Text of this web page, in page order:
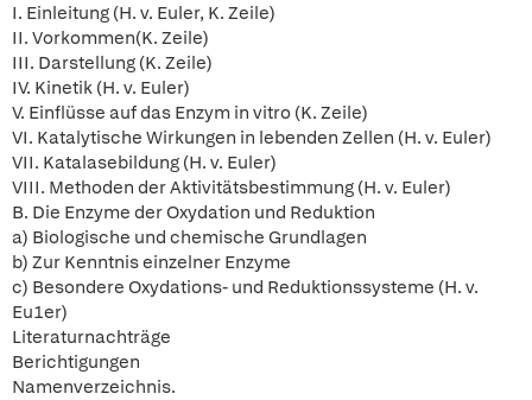
I. Einleitung (H. v. Euler, K. Zeile)
II. Vorkommen(K. Zeile)
III. Darstellung (K. Zeile)
IV. Kinetik (H. v. Euler)
V. Einflüsse auf das Enzym in vitro (K. Zeile)
VI. Katalytische Wirkungen in lebenden Zellen (H. v. Euler)
VII. Katalasebildung (H. v. Euler)
VIII. Methoden der Aktivitätsbestimmung (H. v. Euler)
B. Die Enzyme der Oxydation und Reduktion
a) Biologische und chemische Grundlagen
b) Zur Kenntnis einzelner Enzyme
c) Besondere Oxydations- und Reduktionssysteme (H. v.
Eu1er)
Literaturnachträge
Berichtigungen
Namenverzeichnis.